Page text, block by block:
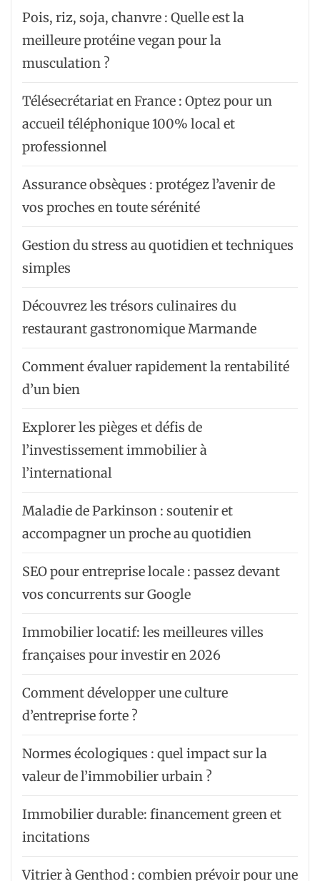
Pois, riz, soja, chanvre : Quelle est la
meilleure protéine vegan pour la
musculation ?
Télésecrétariat en France : Optez pour un
accueil téléphonique 100% local et
professionnel
Assurance obsèques : protégez l’avenir de
vos proches en toute sérénité
Gestion du stress au quotidien et techniques
simples
Découvrez les trésors culinaires du
restaurant gastronomique Marmande
Comment évaluer rapidement la rentabilité
d’un bien
Explorer les pièges et défis de
l’investissement immobilier à
l’international
Maladie de Parkinson : soutenir et
accompagner un proche au quotidien
SEO pour entreprise locale : passez devant
vos concurrents sur Google
Immobilier locatif: les meilleures villes
françaises pour investir en 2026
Comment développer une culture
d’entreprise forte ?
Normes écologiques : quel impact sur la
valeur de l’immobilier urbain ?
Immobilier durable: financement green et
incitations
Vitrier à Genthod : combien prévoir pour une